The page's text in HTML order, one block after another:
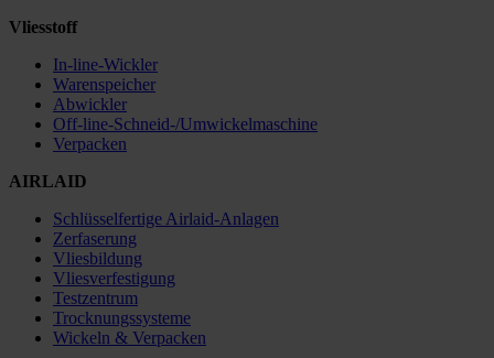
Vliesstoff
In-line-Wickler
Warenspeicher
Abwickler
Off-line-Schneid-/Umwickelmaschine
Verpacken
AIRLAID
Schlüsselfertige Airlaid-Anlagen
Zerfaserung
Vliesbildung
Vliesverfestigung
Testzentrum
Trocknungssysteme
Wickeln & Verpacken